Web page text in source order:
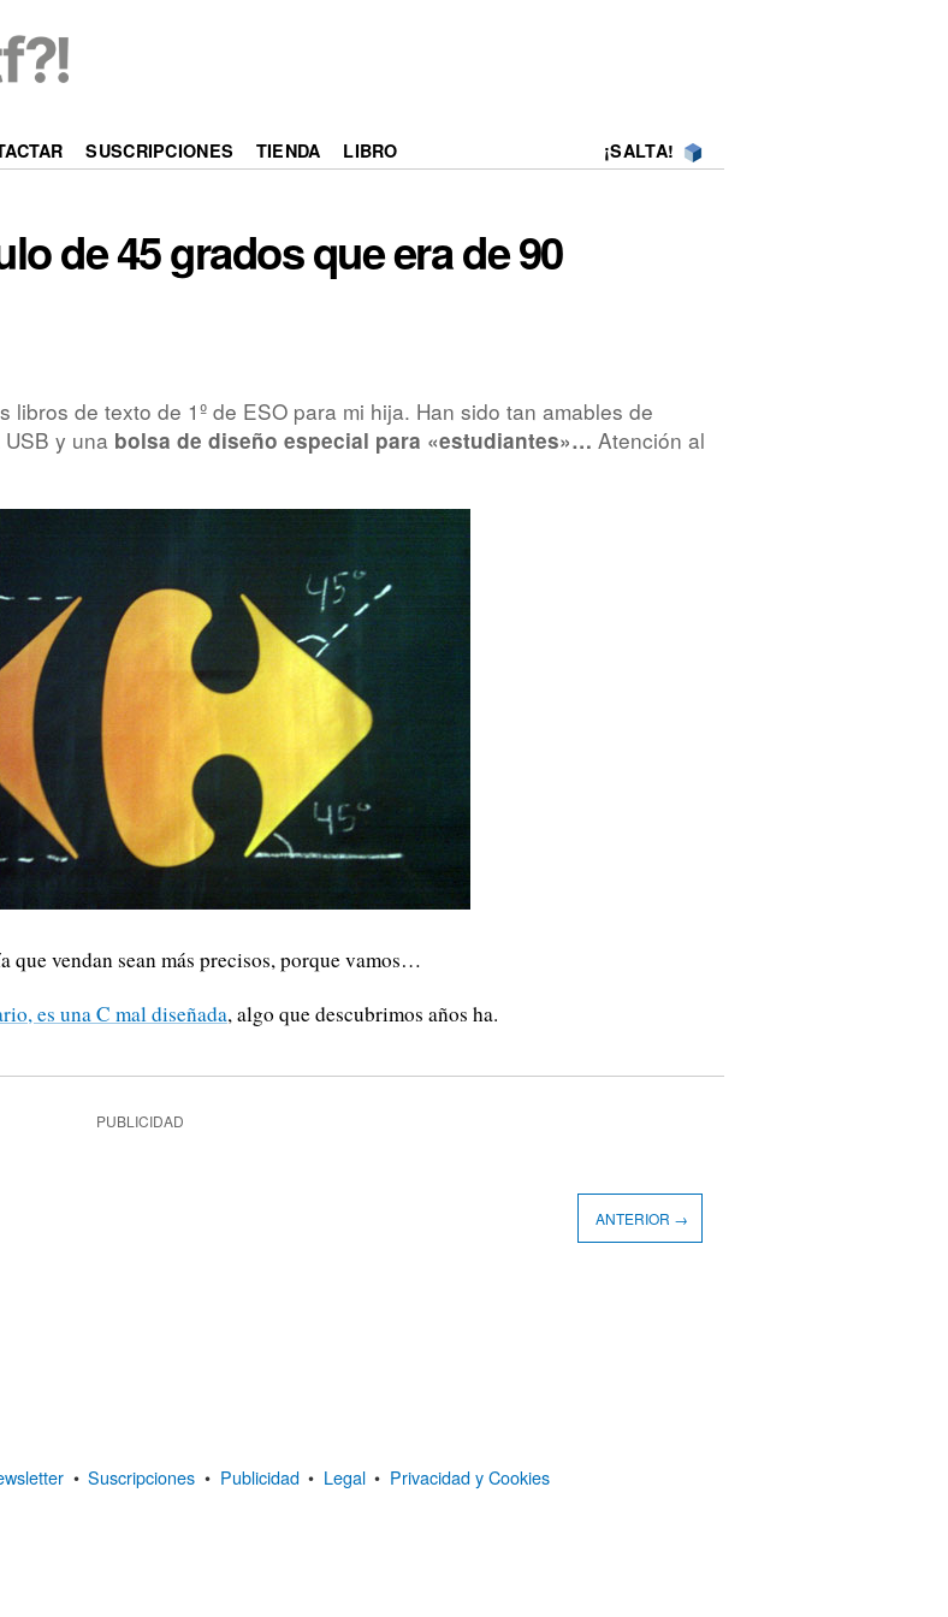
SUSCRIPCIONES TIENDA LIBRO ¡SALTA!
de 45 grados que era de 90
de texto de 1º de ESO para mi hija. Han sido tan amables de
y una bolsa de diseño especial para «estudiantes»… Atención al
que vendan sean más precisos, porque vamos…
es una C mal diseñada, algo que descubrimos años ha.
PUBLICIDAD
ANTERIOR →
• Suscripciones • Publicidad • Legal • Privacidad y Cookies